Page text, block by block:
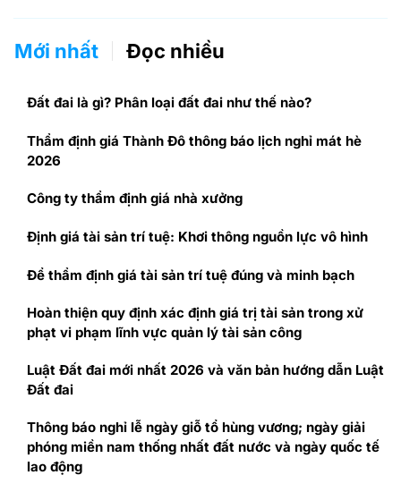
Mới nhất Đọc nhiều
Đất đai là gì? Phân loại đất đai như thế nào?
Thẩm định giá Thành Đô thông báo lịch nghỉ mát hè
2026
Công ty thẩm định giá nhà xưởng
Định giá tài sản trí tuệ: Khơi thông nguồn lực vô hình
Để thẩm định giá tài sản trí tuệ đúng và minh bạch
Hoàn thiện quy định xác định giá trị tài sản trong xử
phạt vi phạm lĩnh vực quản lý tài sản công
Luật Đất đai mới nhất 2026 và văn bản hướng dẫn Luật
Đất đai
Thông báo nghỉ lễ ngày giỗ tổ hùng vương; ngày giải
phóng miền nam thống nhất đất nước và ngày quốc tế
lao động